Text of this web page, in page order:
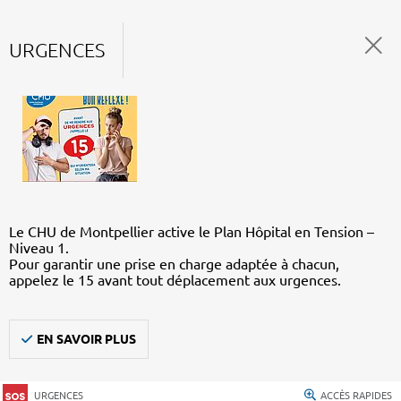
URGENCES
Le CHU de Montpellier active le Plan Hôpital en Tension –
Niveau 1.
Pour garantir une prise en charge adaptée à chacun,
appelez le 15 avant tout déplacement aux urgences.
EN SAVOIR PLUS
URGENCES ACCÈS RAPIDES